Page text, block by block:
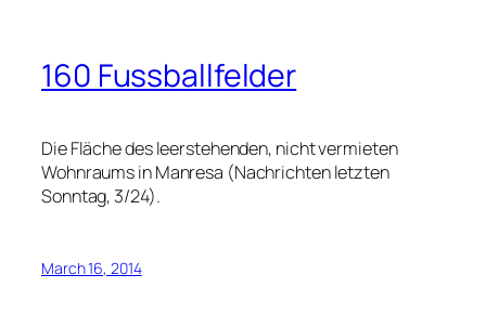
160 Fussballfelder
Die Fläche des leerstehenden, nicht vermieten
Wohnraums in Manresa (Nachrichten letzten
Sonntag, 3/24).
March 16, 2014